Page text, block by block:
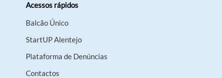
Acessos rápidos
Balcão Único
StartUP Alentejo
Plataforma de Denúncias
Contactos